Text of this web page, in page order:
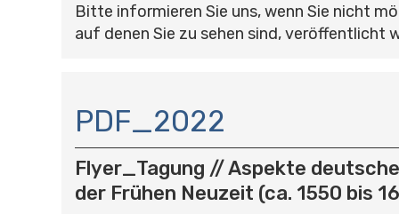
Bitte informieren Sie uns, wenn Sie nicht
auf denen Sie zu sehen sind, veröffentlicht
A
V
I
G
A
PDF_2022
Flyer_Tagung // Aspekte
der Frühen Neuzeit (ca. 1550 bis